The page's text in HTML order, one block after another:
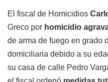
El fiscal de Homicidios
Greco por homicidio
de arma de fuego en grado
domiciliaria debido a su
su casa de calle Pedro